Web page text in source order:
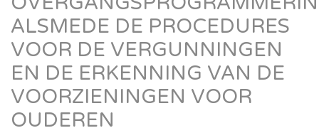
ALSMEDE DE PROCEDURES
VOOR DE VERGUNNINGEN
EN DE ERKENNING VAN DE
VOORZIENINGEN VOOR
OUDEREN